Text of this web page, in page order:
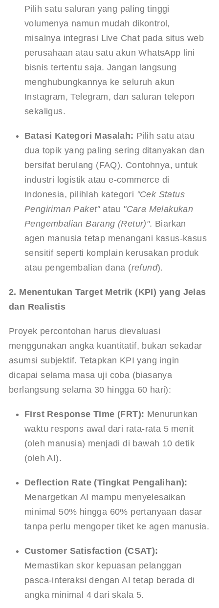
Pilih satu saluran yang paling tinggi
volumenya namun mudah dikontrol,
misalnya integrasi Live Chat pada situs web
perusahaan atau satu akun WhatsApp lini
bisnis tertentu saja. Jangan langsung
menghubungkannya ke seluruh akun
Instagram, Telegram, dan saluran telepon
sekaligus.
Batasi Kategori Masalah: Pilih satu atau
dua topik yang paling sering ditanyakan dan
bersifat berulang (FAQ). Contohnya, untuk
industri logistik atau e-commerce di
Indonesia, pilihlah kategori "Cek Status
Pengiriman Paket" atau "Cara Melakukan
Pengembalian Barang (Retur)". Biarkan
agen manusia tetap menangani kasus-kasus
sensitif seperti komplain kerusakan produk
atau pengembalian dana (refund).
2. Menentukan Target Metrik (KPI) yang Jelas
dan Realistis
Proyek percontohan harus dievaluasi
menggunakan angka kuantitatif, bukan sekadar
asumsi subjektif. Tetapkan KPI yang ingin
dicapai selama masa uji coba (biasanya
berlangsung selama 30 hingga 60 hari):
First Response Time (FRT): Menurunkan
waktu respons awal dari rata-rata 5 menit
(oleh manusia) menjadi di bawah 10 detik
(oleh AI).
Deflection Rate (Tingkat Pengalihan):
Menargetkan AI mampu menyelesaikan
minimal 50% hingga 60% pertanyaan dasar
tanpa perlu mengoper tiket ke agen manusia.
Customer Satisfaction (CSAT):
Memastikan skor kepuasan pelanggan
pasca-interaksi dengan AI tetap berada di
angka minimal 4 dari skala 5.